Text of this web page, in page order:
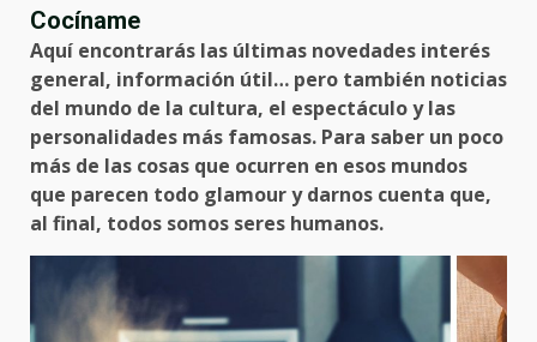
Cocíname
Aquí encontrarás las últimas novedades interés
general, información útil… pero también noticias
del mundo de la cultura, el espectáculo y las
personalidades más famosas. Para saber un poco
más de las cosas que ocurren en esos mundos
que parecen todo glamour y darnos cuenta que,
al final, todos somos seres humanos.